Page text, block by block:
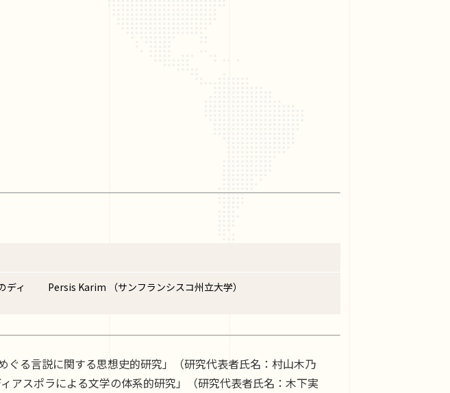
ディ
Persis Karim （サンフランシスコ州立大学）
る言説に関する思想史的研究」（研究代表者氏名：村山木乃
アスポラによる文学の体系的研究」（研究代表者氏名：木下実